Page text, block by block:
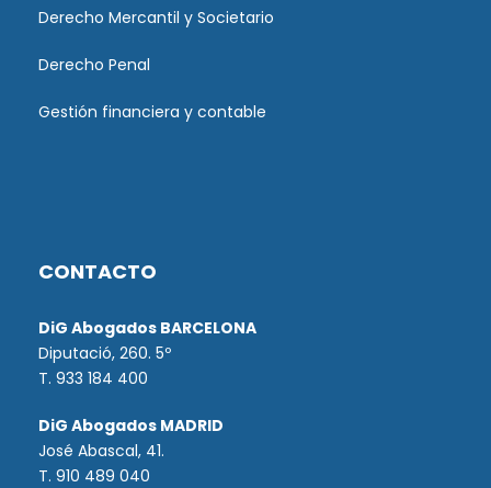
Derecho Mercantil y Societario
Derecho Penal
Gestión financiera y contable
CONTACTO
DiG Abogados BARCELONA
Diputació, 260. 5º
T. 933 184 400
DiG Abogados MADRID
José Abascal, 41.
T. 910 489 040